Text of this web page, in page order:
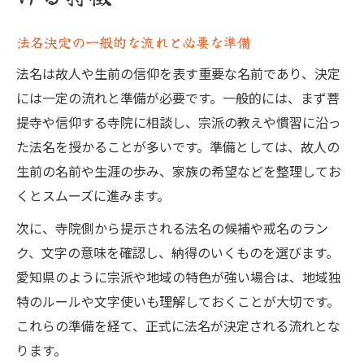
法名決定の一般的な流れと必要な準備
法名は故人や生前の信仰を表す重要な名前であり、決定
には一定の流れと準備が必要です。一般的には、まず菩
提寺や信仰する寺院に相談し、宗派の教えや慣習に沿っ
た法名を授かることが多いです。準備としては、故人の
生前の名前や生涯の歩み、家族の希望などを整理してお
くとスムーズに進みます。
次に、寺院側から提示される法名の候補や戒名のラン
ク、文字の意味を確認し、納得のいくものを選びます。
愛知県のように宗派や地域の特色が強い場合は、地域独
特のルールや文字使いも理解しておくことが大切です。
これらの準備を経て、正式に法名が決定される流れとな
ります。